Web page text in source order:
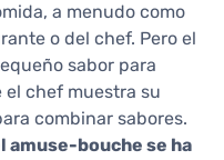
a menudo como
o del chef. Pero el
sabor para
el chef muestra su
combinar sabores.
amuse-bouche se ha